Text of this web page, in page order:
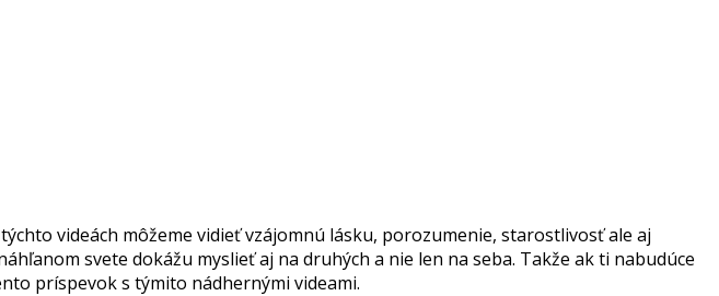
videách môžeme vidieť vzájomnú lásku, porozumenie, starostlivosť ale aj
svete dokážu myslieť aj na druhých a nie len na seba. Takže ak ti nabudúce
príspevok s týmito nádhernými videami.